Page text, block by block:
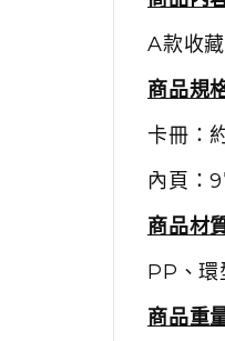
A款收
商品規
卡冊：
內頁：
商品材
PP、環
商品重